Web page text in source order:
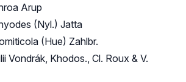
Arup
(Nyl.) Jatta
(Hue) Zahlbr.
Vondrák, Khodos., Cl. Roux & V.